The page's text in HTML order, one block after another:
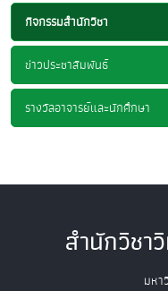
กิจกรรมสำนักวิชา
ข่าวประชาสัมพันธ์
รางวัลอาจารย์และนักศึกษา
สำนักวิชา
มหา